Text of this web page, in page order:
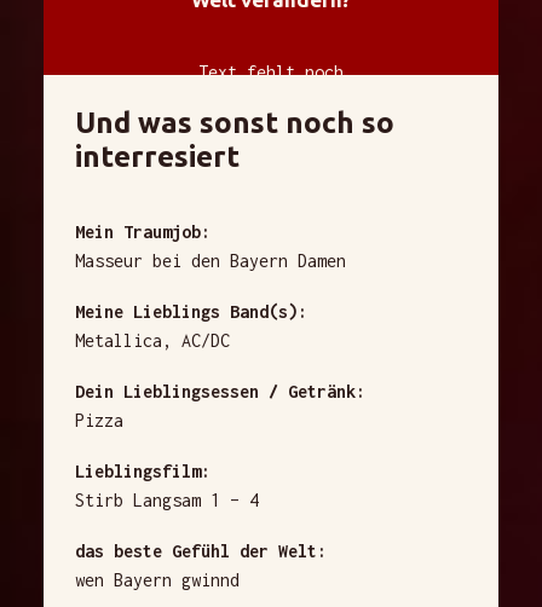
Text fehlt noch
Und was sonst noch so
interresiert
Mein Traumjob:
Masseur bei den Bayern Damen
Meine Lieblings Band(s):
Metallica, AC/DC
Dein Lieblingsessen / Getränk:
Pizza
Lieblingsfilm:
Stirb Langsam 1 – 4
das beste Gefühl der Welt:
wen Bayern gwinnd